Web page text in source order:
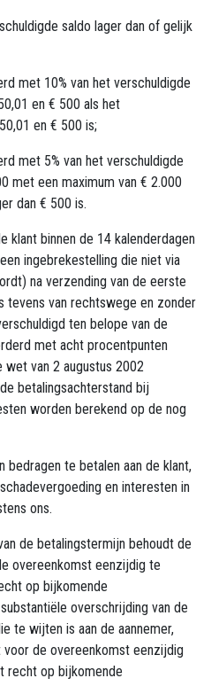
saldo lager dan of gelijk
met 10% van het verschuldigde
en € 500 als het
en € 500 is;
met 5% van het verschuldigde
met een maximum van € 2.000
dan € 500 is.
klant binnen de 14 kalenderdagen
ingebrekestelling die niet via
na verzending van de eerste
tevens van rechtswege en zonder
ten belope van de
met acht procentpunten
van 2 augustus 2002
betalingsachterstand bij
worden berekend op de nog
bedragen te betalen aan de klant,
en interesten in
ons.
de betalingstermijn behoudt de
overeenkomst eenzijdig te
op bijkomende
overschrijding van de
te wijten is aan de aannemer,
de overeenkomst eenzijdig
recht op bijkomende